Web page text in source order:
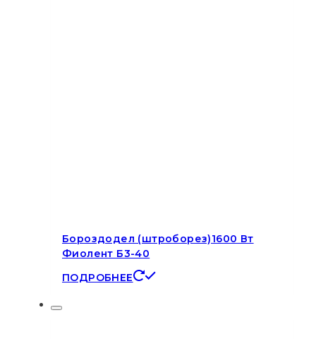
Бороздодел (штроборез)1600 Вт
Фиолент Б3-40
ПОДРОБНЕЕ